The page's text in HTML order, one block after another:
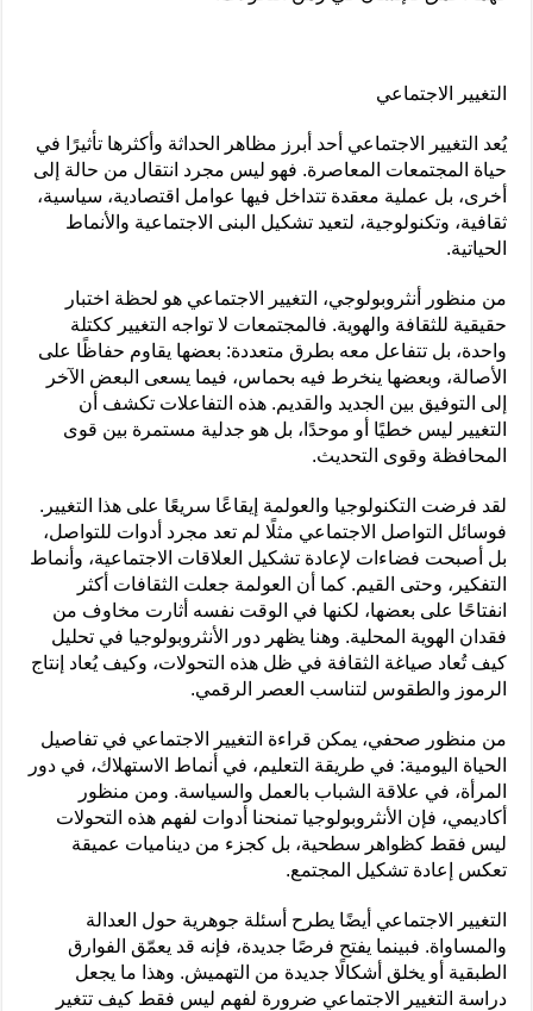
التغيير الاجتماعي
يُعد التغيير الاجتماعي أحد أبرز مظاهر الحداثة وأكثرها تأثيرًا في
حياة المجتمعات المعاصرة. فهو ليس مجرد انتقال من حالة إلى
أخرى، بل عملية معقدة تتداخل فيها عوامل اقتصادية، سياسية،
ثقافية، وتكنولوجية، لتعيد تشكيل البنى الاجتماعية والأنماط
الحياتية.
من منظور أنثروبولوجي، التغيير الاجتماعي هو لحظة اختبار
حقيقية للثقافة والهوية. فالمجتمعات لا تواجه التغيير ككتلة
واحدة، بل تتفاعل معه بطرق متعددة: بعضها يقاوم حفاظًا على
الأصالة، وبعضها ينخرط فيه بحماس، فيما يسعى البعض الآخر
إلى التوفيق بين الجديد والقديم. هذه التفاعلات تكشف أن
التغيير ليس خطيًا أو موحدًا، بل هو جدلية مستمرة بين قوى
المحافظة وقوى التحديث.
لقد فرضت التكنولوجيا والعولمة إيقاعًا سريعًا على هذا التغيير.
فوسائل التواصل الاجتماعي مثلًا لم تعد مجرد أدوات للتواصل،
بل أصبحت فضاءات لإعادة تشكيل العلاقات الاجتماعية، وأنماط
التفكير، وحتى القيم. كما أن العولمة جعلت الثقافات أكثر
انفتاحًا على بعضها، لكنها في الوقت نفسه أثارت مخاوف من
فقدان الهوية المحلية. وهنا يظهر دور الأنثروبولوجيا في تحليل
كيف تُعاد صياغة الثقافة في ظل هذه التحولات، وكيف يُعاد إنتاج
الرموز والطقوس لتناسب العصر الرقمي.
من منظور صحفي، يمكن قراءة التغيير الاجتماعي في تفاصيل
الحياة اليومية: في طريقة التعليم، في أنماط الاستهلاك، في دور
المرأة، في علاقة الشباب بالعمل والسياسة. ومن منظور
أكاديمي، فإن الأنثروبولوجيا تمنحنا أدوات لفهم هذه التحولات
ليس فقط كظواهر سطحية، بل كجزء من ديناميات عميقة
تعكس إعادة تشكيل المجتمع.
التغيير الاجتماعي أيضًا يطرح أسئلة جوهرية حول العدالة
والمساواة. فبينما يفتح فرصًا جديدة، فإنه قد يعمّق الفوارق
الطبقية أو يخلق أشكالًا جديدة من التهميش. وهذا ما يجعل
دراسة التغيير الاجتماعي ضرورة لفهم ليس فقط كيف تتغير